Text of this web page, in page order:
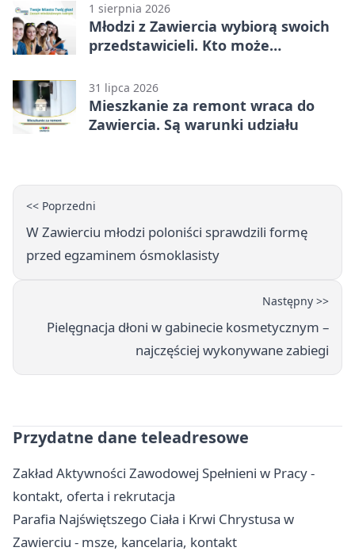
1 sierpnia 2026
Młodzi z Zawiercia wybiorą swoich
przedstawicieli. Kto może
31 lipca 2026
Mieszkanie za remont wraca do
Zawiercia. Są warunki udziału
<< Poprzedni
W Zawierciu młodzi poloniści sprawdzili formę
przed egzaminem ósmoklasisty
Następny >>
Pielęgnacja dłoni w gabinecie kosmetycznym –
najczęściej wykonywane zabiegi
Przydatne dane teleadresowe
Zakład Aktywności Zawodowej Spełnieni w Pracy -
kontakt, oferta i rekrutacja
Parafia Najświętszego Ciała i Krwi Chrystusa w
Zawierciu - msze, kancelaria, kontakt